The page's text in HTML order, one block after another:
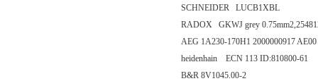
SCHNEIDER LUCB1XBL
RADOX GKWJ grey
AEG 1A230-170H1 2000000917
heidenhain ECN 113 ID:810800-61
B&R 8V1045.00-2